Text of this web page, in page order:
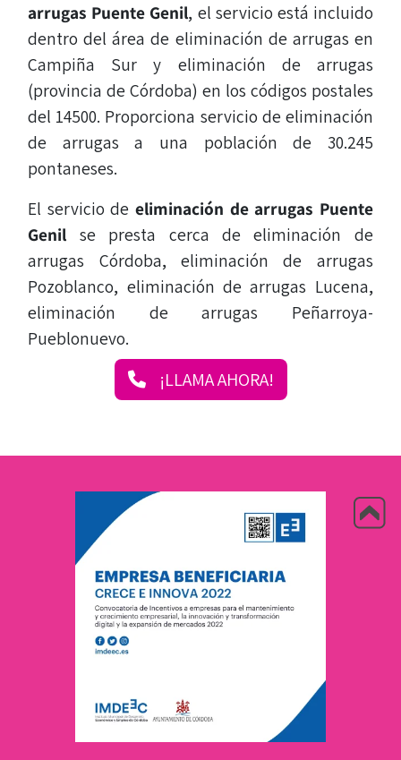
arrugas Puente Genil, el servicio está incluido
dentro del área de eliminación de arrugas en
Campiña Sur y eliminación de arrugas
(provincia de Córdoba) en los códigos postales
del 14500. Proporciona servicio de eliminación
de arrugas a una población de 30.245
pontaneses.
El servicio de eliminación de arrugas Puente
Genil se presta cerca de eliminación de
arrugas Córdoba, eliminación de arrugas
Pozoblanco, eliminación de arrugas Lucena,
eliminación de arrugas Peñarroya-
Pueblonuevo.
¡LLAMA AHORA!